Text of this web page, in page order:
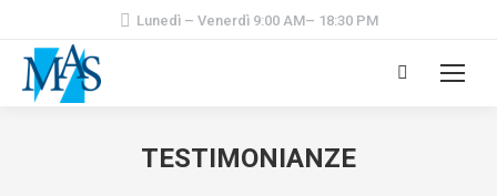
Lunedì – Venerdì 9:00 AM– 18:30 PM
Cerca:
TESTIMONIANZE